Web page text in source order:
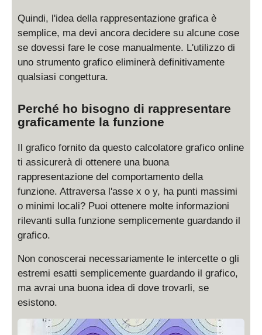
x
)
(
x
)
=
Quindi, l'idea della rappresentazione grafica è
semplice, ma devi ancora decidere su alcune cose
se dovessi fare le cose manualmente. L'utilizzo di
uno strumento grafico eliminerà definitivamente
qualsiasi congettura.
Perché ho bisogno di rappresentare
graficamente la funzione
Il grafico fornito da questo calcolatore grafico online
ti assicurerà di ottenere una buona
rappresentazione del comportamento della
funzione. Attraversa l'asse x o y, ha punti massimi
o minimi locali? Puoi ottenere molte informazioni
rilevanti sulla funzione semplicemente guardando il
grafico.
Non conoscerai necessariamente le intercette o gli
estremi esatti semplicemente guardando il grafico,
ma avrai una buona idea di dove trovarli, se
esistono.